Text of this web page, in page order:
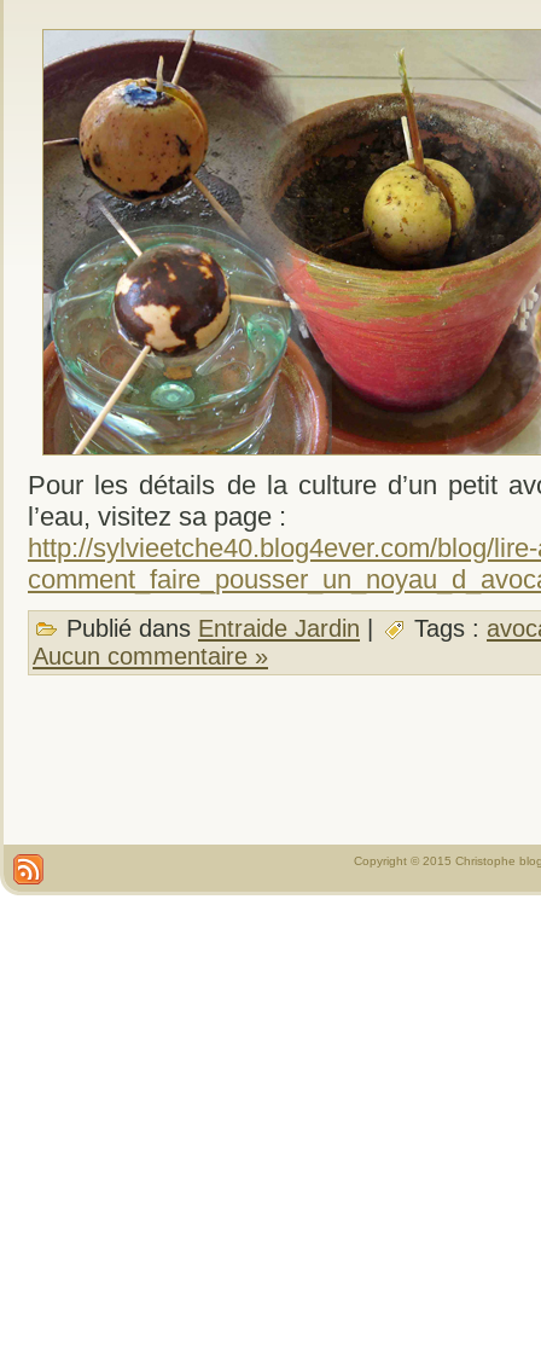
Pour les détails de la culture d’un petit
l’eau, visitez sa page :
http://sylvieetche40.blog4ever.com/blog/
Publié dans Entraide Jardin | Tags :
Aucun commentaire »
Copyright © 2015 Christophe